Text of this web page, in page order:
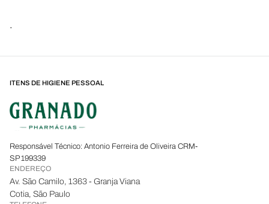
.
ITENS DE HIGIENE PESSOAL
Responsável Técnico: Antonio Ferreira de Oliveira CRM-
SP 199339
ENDEREÇO
Av. São Camilo, 1363 - Granja Viana
Cotia, São Paulo